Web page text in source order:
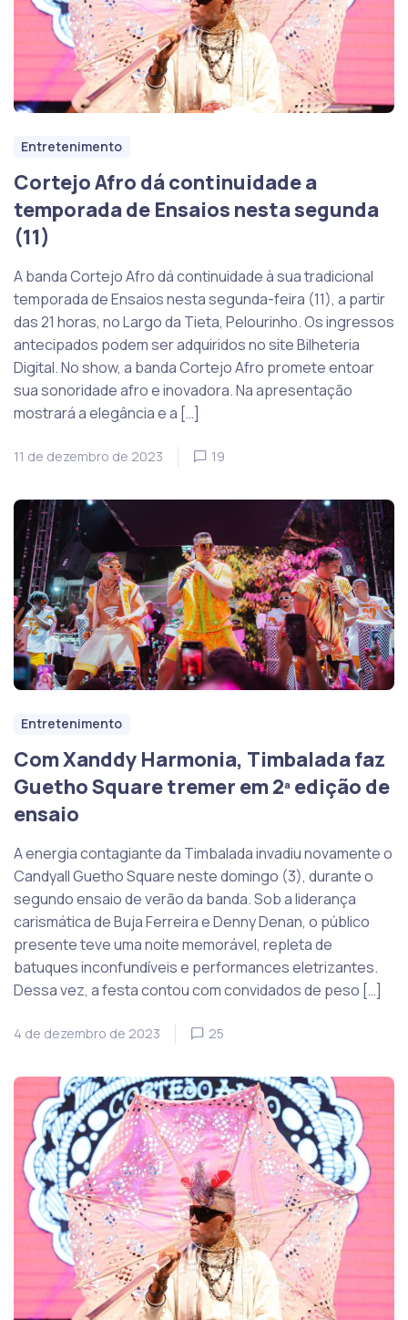
Entretenimento
Cortejo Afro dá continuidade a
temporada de Ensaios nesta segunda
(11)
A banda Cortejo Afro dá continuidade à sua tradicional
temporada de Ensaios nesta segunda-feira (11), a partir
das 21 horas, no Largo da Tieta, Pelourinho. Os ingressos
antecipados podem ser adquiridos no site Bilheteria
Digital. No show, a banda Cortejo Afro promete entoar
sua sonoridade afro e inovadora. Na apresentação
mostrará a elegância e a […]
11 de dezembro de 2023 19
Entretenimento
Com Xanddy Harmonia, Timbalada faz
Guetho Square tremer em 2ª edição de
ensaio
A energia contagiante da Timbalada invadiu novamente o
Candyall Guetho Square neste domingo (3), durante o
segundo ensaio de verão da banda. Sob a liderança
carismática de Buja Ferreira e Denny Denan, o público
presente teve uma noite memorável, repleta de
batuques inconfundíveis e performances eletrizantes.
Dessa vez, a festa contou com convidados de peso […]
4 de dezembro de 2023 25